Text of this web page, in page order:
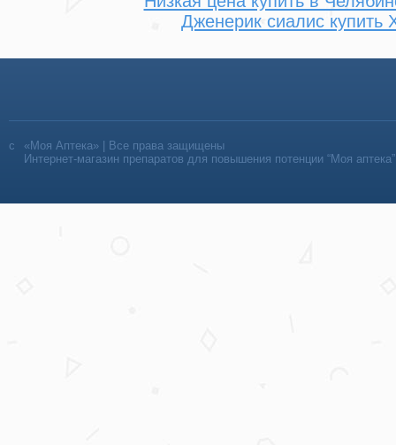
Дженерик сиалис купить
«Моя Аптека» | Все права защищены
Интернет-магазин препаратов для повышения потенции “Моя